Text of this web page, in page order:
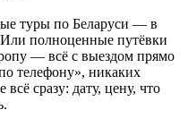
туры по Беларуси — в
полноценные путёвки
— всё с выездом прямо
телефону», никаких
сразу: дату, цену, что